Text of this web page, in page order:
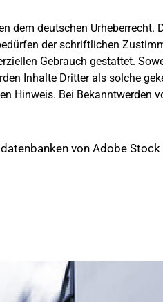
dem deutschen Urheberrecht.
der schriftlichen
Gebrauch gestattet.
Inhalte Dritter als solche
Hinweis. Bei Bekanntwerden
von Adobe